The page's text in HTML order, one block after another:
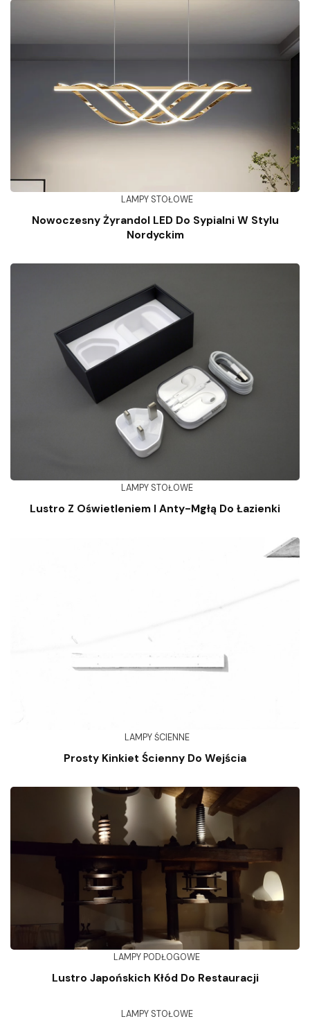
LAMPY STOŁOWE
Nowoczesny Żyrandol LED Do Sypialni W Stylu
Nordyckim
LAMPY STOŁOWE
Lustro Z Oświetleniem I Anty-Mgłą Do Łazienki
LAMPY ŚCIENNE
Prosty Kinkiet Ścienny Do Wejścia
LAMPY PODŁOGOWE
Lustro Japońskich Kłód Do Restauracji
LAMPY STOŁOWE